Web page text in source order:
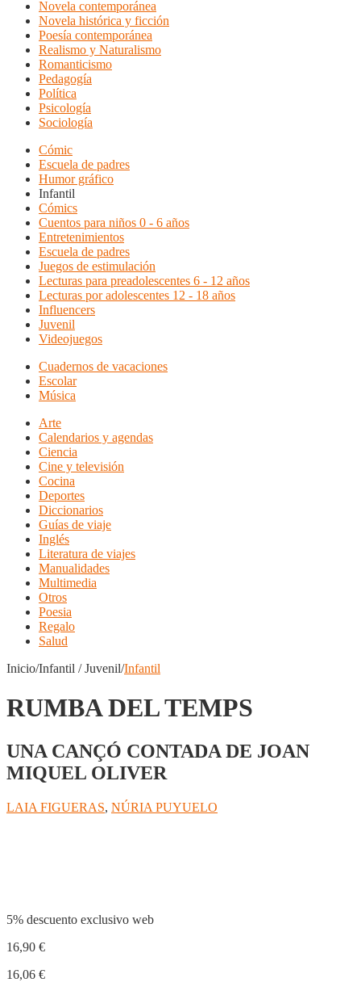
Novela contemporánea
Novela histórica y ficción
Poesía contemporánea
Realismo y Naturalismo
Romanticismo
Pedagogía
Política
Psicología
Sociología
Cómic
Escuela de padres
Humor gráfico
Infantil
Cómics
Cuentos para niños 0 - 6 años
Entretenimientos
Escuela de padres
Juegos de estimulación
Lecturas para preadolescentes 6 - 12 años
Lecturas por adolescentes 12 - 18 años
Influencers
Juvenil
Videojuegos
Cuadernos de vacaciones
Escolar
Música
Arte
Calendarios y agendas
Ciencia
Cine y televisión
Cocina
Deportes
Diccionarios
Guías de viaje
Inglés
Literatura de viajes
Manualidades
Multimedia
Otros
Poesia
Regalo
Salud
Inicio/Infantil / Juvenil/Infantil
RUMBA DEL TEMPS
UNA CANÇÓ CONTADA DE JOAN
MIQUEL OLIVER
LAIA FIGUERAS, NÚRIA PUYUELO
5% descuento exclusivo web
16,90 €
16,06 €